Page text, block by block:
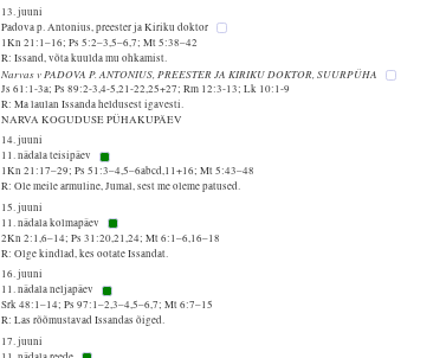
13. juuni
Padova p. Antonius, preester ja Kiriku doktor
1Kn 21:1–16; Ps 5:2–3,5–6,7; Mt 5:38–42
R: Issand, võta kuulda mu ohkamist.
Narvas v PADOVA P. ANTONIUS, PREESTER JA KIRIKU DOKTOR, SUURPÜHA
Js 61:1-3a; Ps 89:2-3,4-5,21-22,25+27; Rm 12:3-13; Lk 10:1-9
R: Ma laulan Issanda heldusest igavesti.
NARVA KOGUDUSE PÜHAKUPÄEV
14. juuni
11. nädala teisipäev
1Kn 21:17–29; Ps 51:3–4,5–6abcd,11+16; Mt 5:43–48
R: Ole meile armuline, Jumal, sest me oleme patused.
15. juuni
11. nädala kolmapäev
2Kn 2:1,6–14; Ps 31:20,21,24; Mt 6:1–6,16–18
R: Olge kindlad, kes ootate Issandat.
16. juuni
11. nädala neljapäev
Srk 48:1–14; Ps 97:1–2,3–4,5–6,7; Mt 6:7–15
R: Las rõõmustavad Issandas õiged.
17. juuni